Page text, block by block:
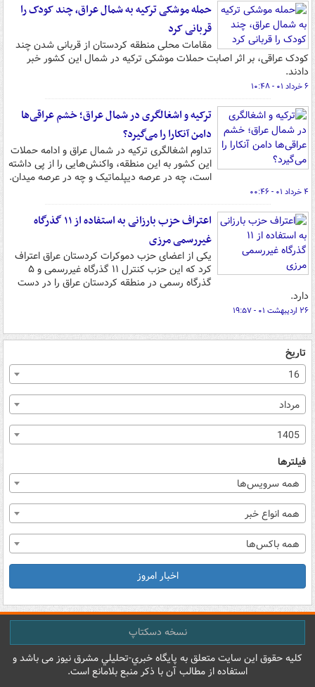
حمله موشکی ترکیه به شمال عراق، چند کودک را
قربانی کرد
مقامات محلی منطقه کردستان از قربانی شدن چند
کودک عراقی، بر اثر اصابت حملات موشکی ترکیه در شمال این کشور خبر
دادند.
۶ خرداد ۰۱ - ۱۰:۴۸
ترکیه و اشغالگری در شمال عراق؛ خشم عراقی‌ها
دامن آنکارا را می‌گیرد؟
تداوم اشغالگری ترکیه در شمال عراق و ادامه حملات
این کشور به این منطقه، واکنش‌هایی را از پی داشته
است، چه در عرصه دیپلماتیک و چه در عرصه میدان.
۴ خرداد ۰۱ - ۰۰:۴۶
اعتراف حزب بارزانی به استفاده از ۱۱ گذرگاه
غیررسمی مرزی
یکی از اعضای حزب دموکرات کردستان عراق اعتراف
کرد که این حزب کنترل ۱۱ گذرگاه غیررسمی و ۵
گذرگاه رسمی در منطقه کردستان عراق را در دست
دارد.
۲۶ اردیبهشت ۰۱ - ۱۹:۵۷
تاریخ
16
مرداد
1405
فیلترها
همه سرویس‌ها
همه انواع خبر
همه باکس‌ها
اخبار امروز
نسخه دسکتاپ
کليه حقوق اين سايت متعلق به پایگاه خبري-تحليلي مشرق نيوز می باشد و
استفاده از مطالب آن با ذکر منبع بلامانع است.